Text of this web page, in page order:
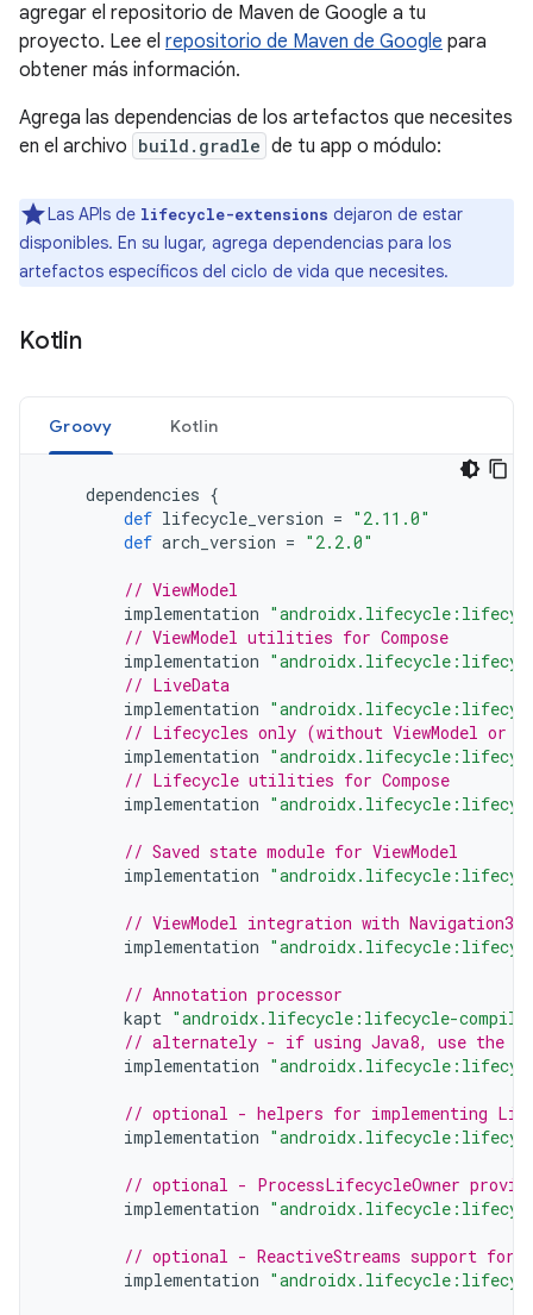
agregar el repositorio de Maven de Google a tu
proyecto. Lee el repositorio de Maven de Google para
obtener más información.
Agrega las dependencias de los artefactos que necesites
en el archivo build.gradle de tu app o módulo:
Las APIs de lifecycle-extensions dejaron de estar
disponibles. En su lugar, agrega dependencias para los
artefactos específicos del ciclo de vida que necesites.
Kotlin
Groovy Kotlin
dependencies {
def lifecycle_version = "2.11.0"
def arch_version = "2.2.0"
// ViewModel
implementation
// ViewModel utilities for Compose
implementation
// LiveData
implementation
// Lifecycles only (without ViewModel or
implementation
// Lifecycle utilities for Compose
implementation
// Saved state module for ViewModel
implementation
// ViewModel integration with Navigation3
implementation
// Annotation processor
kapt "androidx.lifecycle:lifecycle-
// alternately - if using Java8, use the
implementation
// optional - helpers for implementing
implementation
// optional - ProcessLifecycleOwner
implementation
// optional - ReactiveStreams support for
implementation